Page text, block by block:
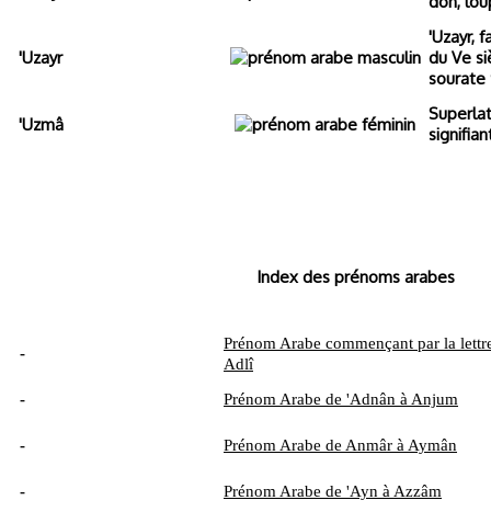
'Uzayr
'Uzayr,
du Ve
sourate
'Uzmâ
Index des prénoms arabes
-
Prénom Arabe commençant par la
Adlî
-
Prénom Arabe de 'Adnân à Anjum
- Prénom Arabe de Anmâr à Aymân
- Prénom Arabe de 'Ayn à Azzâm